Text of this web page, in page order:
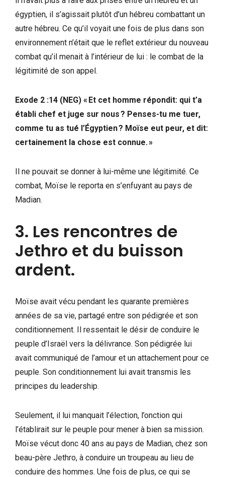
égyptien, il s’agissait plutôt d’un hébreu combattant un
autre hébreu. Ce qu’il voyait une fois de plus dans son
environnement n’était que le reflet extérieur du nouveau
combat qu’il menait à l’intérieur de lui : le combat de la
légitimité de son appel.
Exode 2 :14 (NEG) « Et cet homme répondit: qui t’a
établi chef et juge sur nous ? Penses-tu me tuer,
comme tu as tué l’Égyptien ? Moïse eut peur, et dit:
certainement la chose est connue. »
Il ne pouvait se donner à lui-même une légitimité. Ce
combat, Moïse le reporta en s’enfuyant au pays de
Madian.
3. Les rencontres de
Jethro et du buisson
ardent.
Moïse avait vécu pendant les quarante premières
années de sa vie, partagé entre son pédigrée et son
conditionnement. Il ressentait le désir de conduire le
peuple d’Israël vers la délivrance. Son pédigrée lui
avait communiqué de l’amour et un attachement pour ce
peuple. Son conditionnement lui avait transmis les
principes du leadership.
Seulement, il lui manquait l’élection, l’onction qui
l’établirait sur le peuple pour mener à bien sa mission.
Moïse vécut donc 40 ans au pays de Madian, chez son
beau-père Jethro, à conduire un troupeau au lieu de
conduire des hommes. Une fois de plus, ce qui se